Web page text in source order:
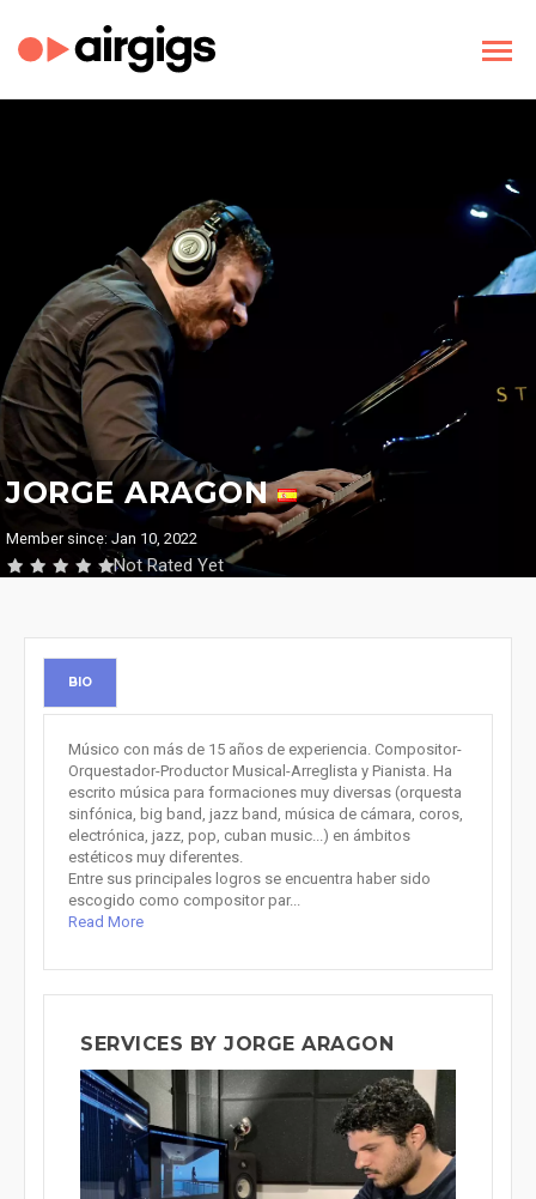
JORGE ARAGON
Member since: Jan 10, 2022
Not Rated Yet
BIO
Músico con más de 15 años de experiencia. Compositor-
Orquestador-Productor Musical-Arreglista y Pianista. Ha
escrito música para formaciones muy diversas (orquesta
sinfónica, big band, jazz band, música de cámara, coros,
electrónica, jazz, pop, cuban music...) en ámbitos
estéticos muy diferentes.
Entre sus principales logros se encuentra haber sido
escogido como compositor par...
Read More
SERVICES BY JORGE ARAGON